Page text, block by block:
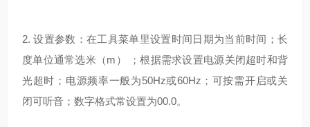
2. 设置参数：在工具菜单里设置时间日期为当前时间；长
度单位通常选米（m） ；根据需求设置电源关闭超时和背
光超时；电源频率一般为50Hz或60Hz；可按需开启或关
闭可听音；数字格式常设置为00.0。